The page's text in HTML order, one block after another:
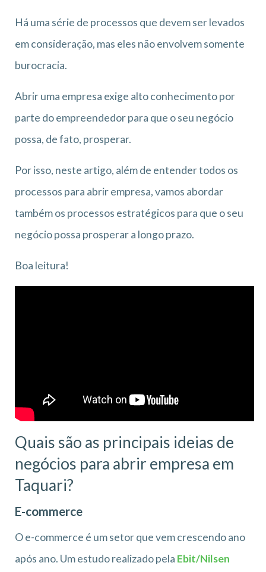
Há uma série de processos que devem ser levados
em consideração, mas eles não envolvem somente
burocracia.
Abrir uma empresa exige alto conhecimento por
parte do empreendedor para que o seu negócio
possa, de fato, prosperar.
Por isso, neste artigo, além de entender todos os
processos para abrir empresa, vamos abordar
também os processos estratégicos para que o seu
negócio possa prosperar a longo prazo.
Boa leitura!
Quais são as principais ideias de
negócios para abrir empresa em
Taquari?
E-commerce
O e-commerce é um setor que vem crescendo ano
após ano. Um estudo realizado pela Ebit/Nilsen